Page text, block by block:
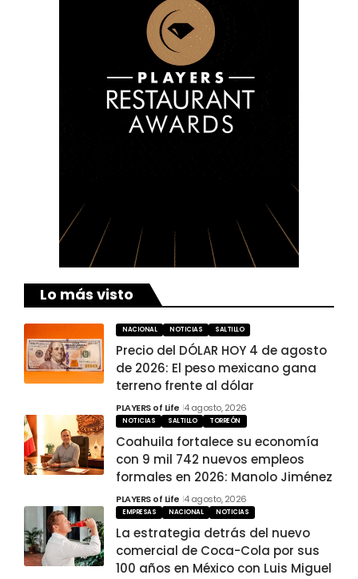
Lo más visto
NACIONAL NOTICIAS SALTILLO
Precio del DÓLAR HOY 4 de agosto
de 2026: El peso mexicano gana
terreno frente al dólar
PLAYERS of Life 4 agosto, 2026
NOTICIAS SALTILLO TORREÓN
Coahuila fortalece su economía
con 9 mil 742 nuevos empleos
formales en 2026: Manolo Jiménez
PLAYERS of Life 4 agosto, 2026
EMPRESAS NACIONAL NOTICIAS
La estrategia detrás del nuevo
comercial de Coca-Cola por sus
100 años en México con Luis Miguel